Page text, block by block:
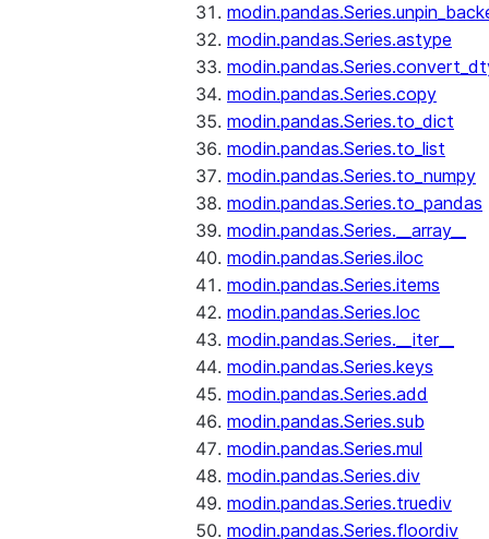
modin.pandas.Series.astype
modin.pandas.Series.copy
modin.pandas.Series.to_dict
modin.pandas.Series.to_list
modin.pandas.Series.to_numpy
modin.pandas.Series.to_pandas
modin.pandas.Series.__array__
modin.pandas.Series.iloc
modin.pandas.Series.items
modin.pandas.Series.loc
modin.pandas.Series.__iter__
modin.pandas.Series.keys
modin.pandas.Series.add
modin.pandas.Series.sub
modin.pandas.Series.mul
modin.pandas.Series.div
modin.pandas.Series.truediv
modin.pandas.Series.floordiv